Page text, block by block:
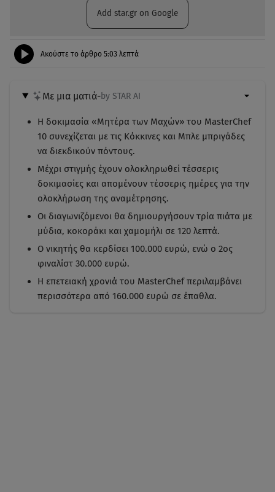
Add star.gr on Google
Ακούστε το άρθρο 5:03 λεπτά
Με μια ματιά-by STAR AI
Η δοκιμασία «Μητέρα των Μαχών» του MasterChef
10 συνεχίζεται με τις Κόκκινες και Μπλε μπριγάδες
να διεκδικούν πόντους.
Μέχρι στιγμής έχουν ολοκληρωθεί τέσσερις
δοκιμασίες και απομένουν τέσσερις ημέρες για την
ολοκλήρωση της αναμέτρησης.
Οι διαγωνιζόμενοι θα δημιουργήσουν τρία πιάτα με
μύδια, κοκοράκι και χαμομήλι σε 120 λεπτά.
Ο νικητής θα κερδίσει 100.000 ευρώ, ενώ ο 2ος
φιναλίστ 30.000 ευρώ.
Η επετειακή χρονιά του MasterChef περιλαμβάνει
περισσότερα από 160.000 ευρώ σε έπαθλα.